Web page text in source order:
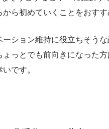
ら初めていくことをおすす
ーション維持に役立ちそうな
っとでも前向きになった方
です。